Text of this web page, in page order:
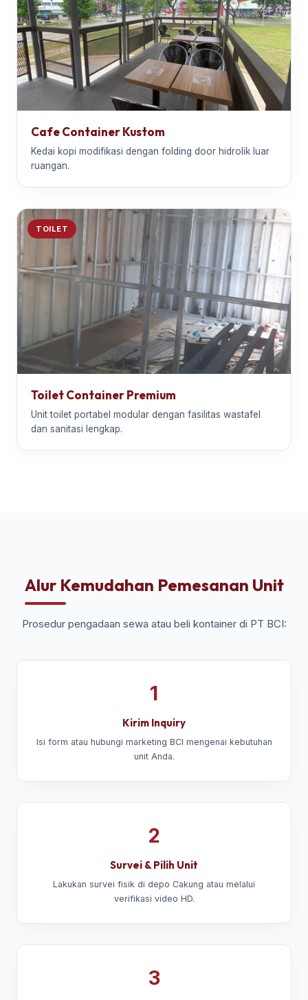
Cafe Container Kustom
Kedai kopi modifikasi dengan folding door hidrolik luar
ruangan.
TOILET
Toilet Container Premium
Unit toilet portabel modular dengan fasilitas wastafel
dan sanitasi lengkap.
Alur Kemudahan Pemesanan Unit
Prosedur pengadaan sewa atau beli kontainer di PT BCI:
1
Kirim Inquiry
Isi form atau hubungi marketing BCI mengenai kebutuhan
unit Anda.
2
Survei & Pilih Unit
Lakukan survei fisik di depo Cakung atau melalui
verifikasi video HD.
3